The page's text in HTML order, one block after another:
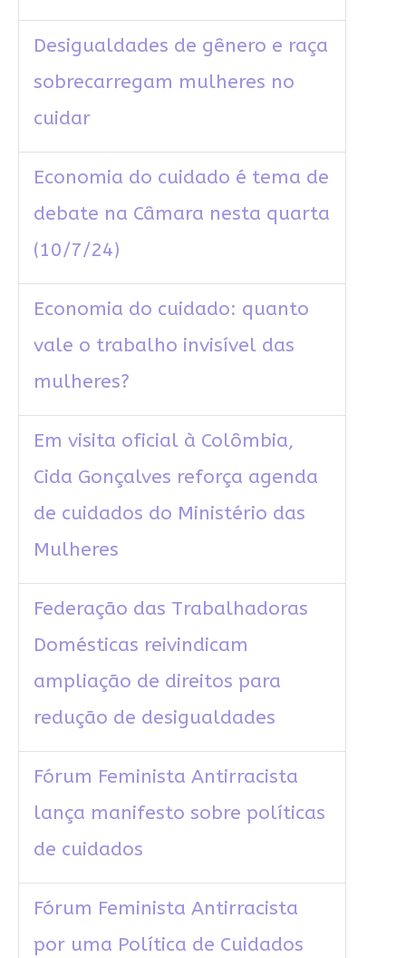
Desigualdades de gênero e raça
sobrecarregam mulheres no
cuidar
Economia do cuidado é tema de
debate na Câmara nesta quarta
(10/7/24)
Economia do cuidado: quanto
vale o trabalho invisível das
mulheres?
Em visita oficial à Colômbia,
Cida Gonçalves reforça agenda
de cuidados do Ministério das
Mulheres
Federação das Trabalhadoras
Domésticas reivindicam
ampliação de direitos para
redução de desigualdades
Fórum Feminista Antirracista
lança manifesto sobre políticas
de cuidados
Fórum Feminista Antirracista
por uma Política de Cuidados